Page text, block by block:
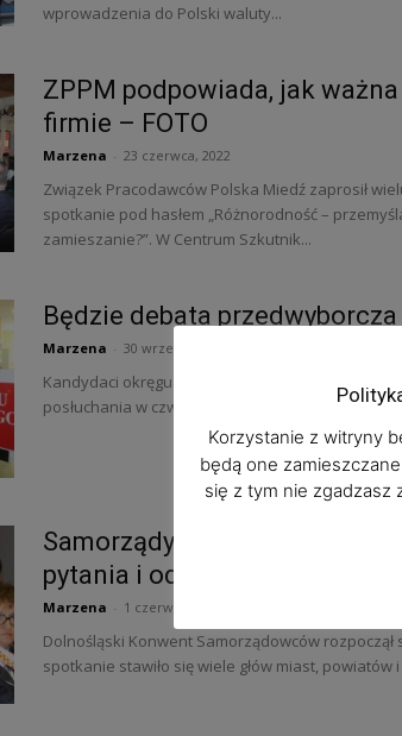
wprowadzenia do Polski waluty...
ZPPM podpowiada, jak
firmie – FOTO
Marzena 23 czerwca, 2022
Związek Pracodawców Polska Miedź zaprosił
spotkanie pod hasłem „Różnorodność –
zamieszanie?”. W Centrum Szkutnik...
Będzie debata
Marzena 30 września, 2019
Kandydaci okręgu 1 w Lubinie będą mieli okazję
posłuchania w czwartek 3 października o 18:00
Samorządy obciążone? –
pytania i odpowiedzi – FOTO
Marzena 1 czerwca, 2016
Dolnośląski Konwent Samorządowców rozpoczął
spotkanie stawiło się wiele głów miast, powiatów
Korzystanie z witryny
będą one
się z tym nie zgadzasz